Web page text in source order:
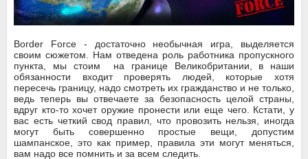
Border Force - достаточно необычная игра, выделяется
своим сюжетом. Нам отведена роль работника пропускного
пункта, мы стоим на границе Великобритании, в наши
обязанности входит проверять людей, которые хотя
пересечь границу, надо смотреть их гражданство и не только,
ведь теперь вы отвечаете за безопасность целой страны,
вдруг кто-то хочет оружие пронести или еще чего. Кстати, у
вас есть четкий свод правил, что провозить нельзя, иногда
могут быть совершенно простые вещи, допустим
шампанское, это как пример, правила эти могут меняться,
вам надо все помнить и за всем следить.